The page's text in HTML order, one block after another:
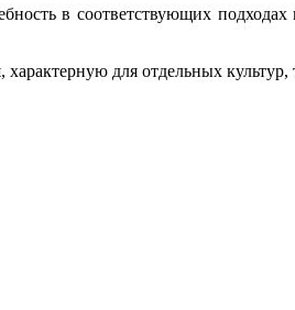
в соответствующих
для отдельных